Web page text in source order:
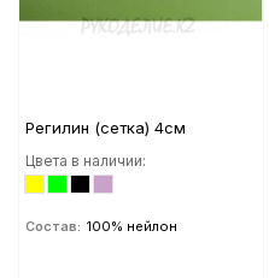
Регилин (сетка) 4см
Цвета в наличии:
Состав: 100% нейлон